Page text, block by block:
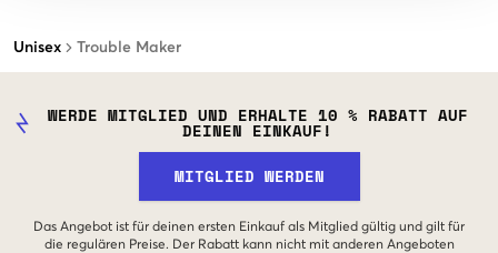
Unisex Trouble Maker
WERDE MITGLIED UND ERHALTE 10 % RABATT AUF
DEINEN EINKAUF!
MITGLIED WERDEN
Das Angebot ist für deinen ersten Einkauf als Mitglied gültig und gilt für
die regulären Preise. Der Rabatt kann nicht mit anderen Angeboten